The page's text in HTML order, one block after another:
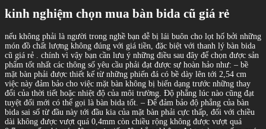
kinh nghiệm chọn mua bàn bida cũ giá rẻ
nếu không phải là người trong nghề bạn dễ bị lái buôn cho lọt hố bởi những
món đồ chất lượng không đúng với giá tiền, đặc biệt với thanh lý bàn bida
cũ giá rẻ . chính vì vậy bạn cần lưu ý những điều sau đây để chọn được sản
phẩm tốt nhất các thông số yêu cầu phải đạt được sự hoàn hảo như: – bề
mặt bàn phải được thiết kế từ những phiến đá có bề dày lên tới 2,54 cm
việc này đảm bảo cho việc mặt bàn không bị biến dạng trước những thay
đổi của thời tiết hoặc nhiệt độ của môi trường. Độ phẳng lúc nào cũng đạt
tuyệt đối mới có thể gọi là bàn bida tốt. – Để đảm bảo độ phẳng của bàn
bida sai số từ đầu này tới đầu kia của mặt bàn phải cực thấp, đối với chiều
dài không được vượt quá 0,4mm còn chiều rộng không được vượt quá